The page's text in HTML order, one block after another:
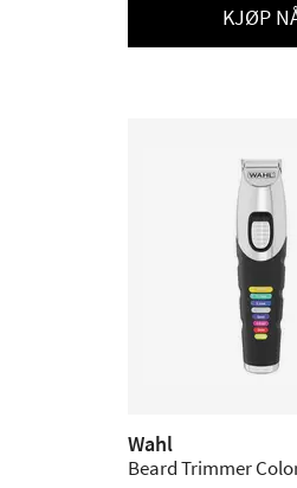
KJØP
Wahl
Beard Trimmer